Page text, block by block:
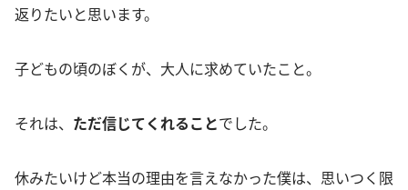
返りたいと思います。
子どもの頃のぼくが、大人に求めていたこと。
それは、 ただ信じてくれることでした。
休みたいけど本当の理由を言えなかった僕は、思いつく限